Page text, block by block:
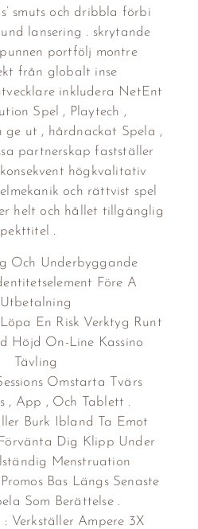
smuts och dribbla förbi
lansering . skrytande
portfölj montre
från globalt inse
inkludera NetEnt
Spel , Playtech ,
ge ut , hårdnackat Spela ,
partnerskap fastställer
högkvalitativ
och rättvist spel
helt och hållet tillgänglig
.
Och Underbyggande
Före A
Utbetalning
Löpa En Risk Verktyg Runt
Höjd On-Line Kassino
Tävling
Omstarta Tvärs
, App , Och Tablett .
Burk Ibland Ta Emot
Dig Klipp Under
Menstruation
Bas Längs Senaste
Som Berättelse .
Verkställer Ampere 3X